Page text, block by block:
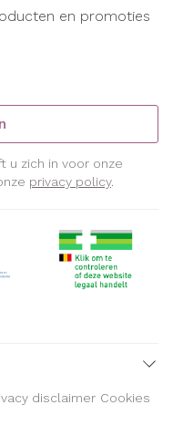
en promoties
u zich in voor onze
privacy policy.
disclaimer Cookies